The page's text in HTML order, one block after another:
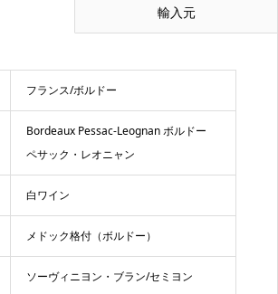
輸入元
フランス/ボルドー
Bordeaux Pessac-Leognan ボルドー
ペサック・レオニャン
白ワイン
メドック格付（ボルドー）
ソーヴィニヨン・ブラン/セミヨン